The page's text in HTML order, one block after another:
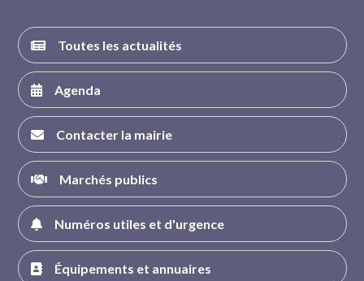
Toutes les actualités
Agenda
Contacter la mairie
Marchés publics
Numéros utiles et d'urgence
Équipements et annuaires